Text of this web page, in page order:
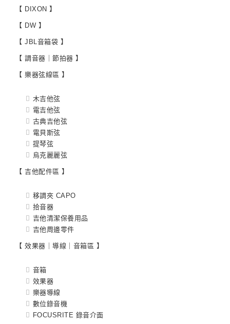
【 DIXON 】
【 DW 】
【 JBL音箱袋 】
【 調音器｜節拍器 】
【 樂器弦線區 】
木吉他弦
電吉他弦
古典吉他弦
電貝斯弦
提琴弦
烏克麗麗弦
【 吉他配件區 】
移調夾 CAPO
拾音器
吉他清潔保養用品
吉他周邊零件
【 效果器｜導線｜音箱區 】
音箱
效果器
樂器導線
數位錄音機
FOCUSRITE 錄音介面